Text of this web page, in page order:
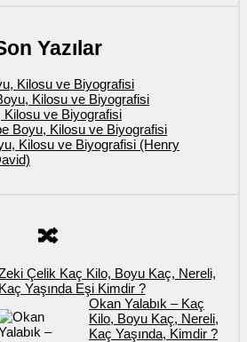
Yazılar
Kilosu ve Biyografisi
Kilosu ve Biyografisi
ve Biyografisi
Boyu, Kilosu ve Biyografisi
Kilosu ve Biyografisi (Henry
🔀
Çelik Kaç Kilo, Boyu Kaç, Nereli,
Kaç Yaşında Eşi Kimdir ?
Okan Yalabık – Kaç
Kilo, Boyu Kaç, Nereli,
Kaç Yaşında, Kimdir ?